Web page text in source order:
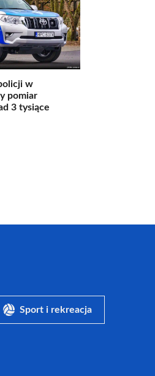
w
pomiar
3 tysiące
Sport i rekreacja